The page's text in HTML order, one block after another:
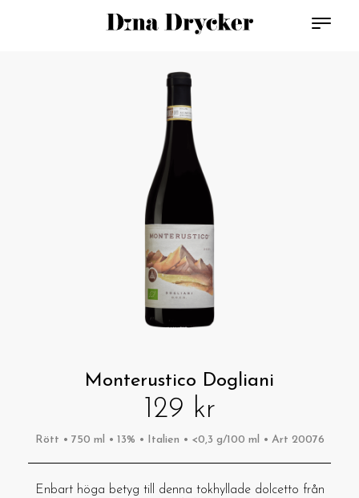
Monterustico Dogliani
129 kr
Rött • 750 ml • 13% • Italien • <0,3 g/100 ml • Art 20076
Enbart höga betyg till denna tokhyllade dolcetto från